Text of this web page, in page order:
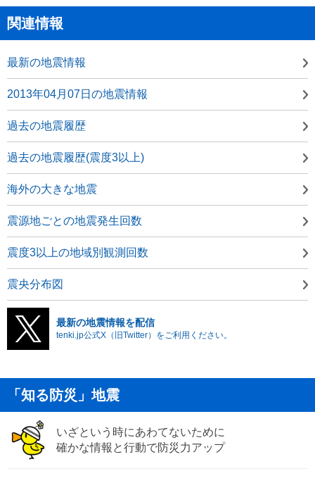
関連情報
最新の地震情報
2013年04月07日の地震情報
過去の地震履歴
過去の地震履歴(震度3以上)
海外の大きな地震
震源地ごとの地震発生回数
震度3以上の地域別観測回数
震央分布図
最新の地震情報を配信
tenki.jp公式X（旧Twitter）をご利用ください。
「知る防災」地震
いざという時にあわてないために
確かな情報と行動で防災力アップ